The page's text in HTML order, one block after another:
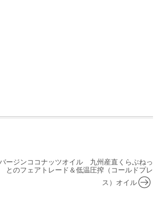
ージンココナッツオイル 九州産直くらぶねっ
とのフェアトレード＆低温圧搾（コールドプレ
ス）オイル